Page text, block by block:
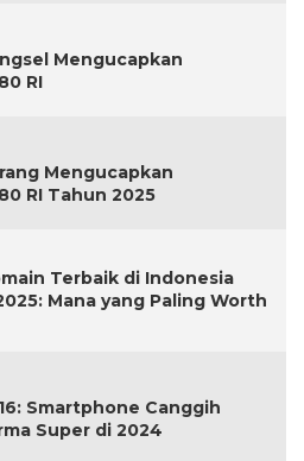
Mengucapkan
RI
Mengucapkan
RI Tahun 2025
Terbaik di Indonesia
Mana yang Paling Worth
Smartphone Canggih
Super di 2024